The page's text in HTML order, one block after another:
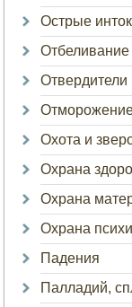
Острые
Отвердители
Охота и
Охрана
Охрана
Охрана
Падения
Палладий,